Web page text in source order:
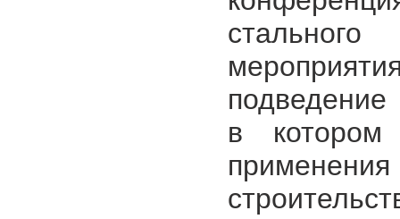
подведение
в котором